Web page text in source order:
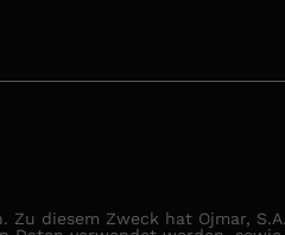
diesem Zweck hat Ojmar,